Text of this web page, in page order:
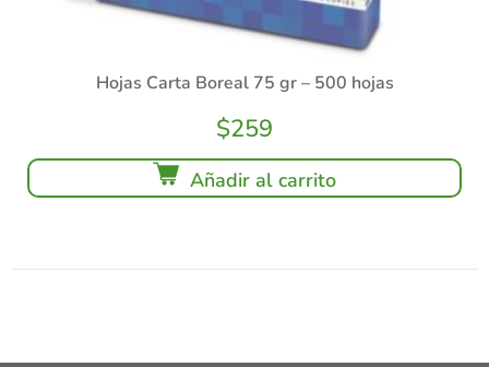
Hojas Carta Boreal 75 gr – 500 hojas
$259
Añadir al carrito